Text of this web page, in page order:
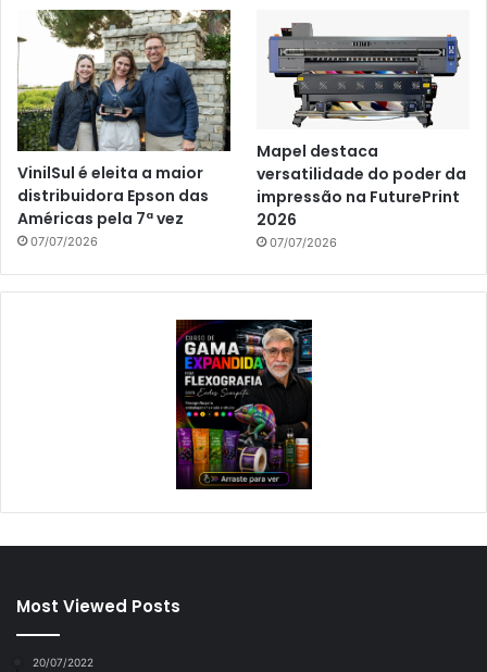
VinilSul é eleita a maior
distribuidora Epson das
Américas pela 7ª vez
07/07/2026
Mapel destaca
versatilidade do poder da
impressão na FuturePrint
2026
07/07/2026
Most Viewed Posts
20/07/2022